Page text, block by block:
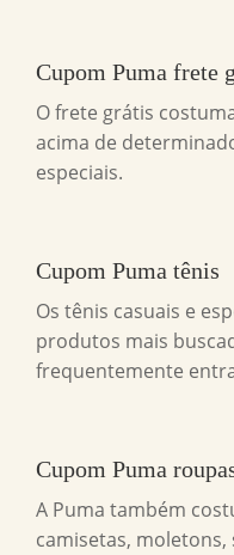
Cupom Puma frete
O frete grátis
acima de
especiais.
Cupom Puma tênis
Os tênis casuais e
produtos mais
frequentemente
Cupom Puma
A Puma também
camisetas,